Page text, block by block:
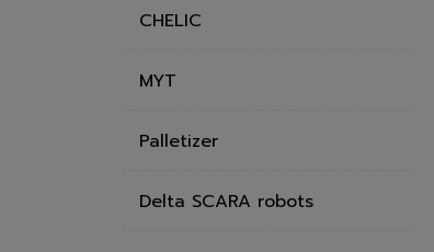
CHELIC
MYT
Palletizer
Delta SCARA robots